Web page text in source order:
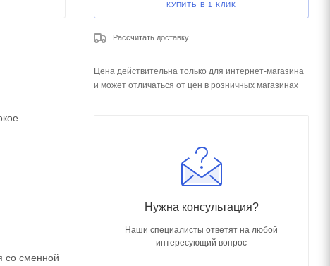
со сменной
КУПИТЬ В 1 КЛИК
Рассчитать доставку
Цена действительна только для интернет-магазина
и может отличаться от цен в розничных магазинах
Нужна консультация?
Наши специалисты ответят на любой
интересующий вопрос